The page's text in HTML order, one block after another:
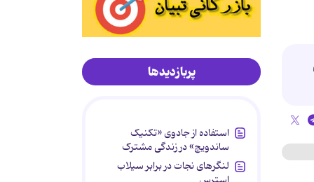
پربازدیدها
استفاده از جادوی «تکنیک
ساندویچ» در زندگی مشترک
لنگرهای نجات در برابر سیلاب